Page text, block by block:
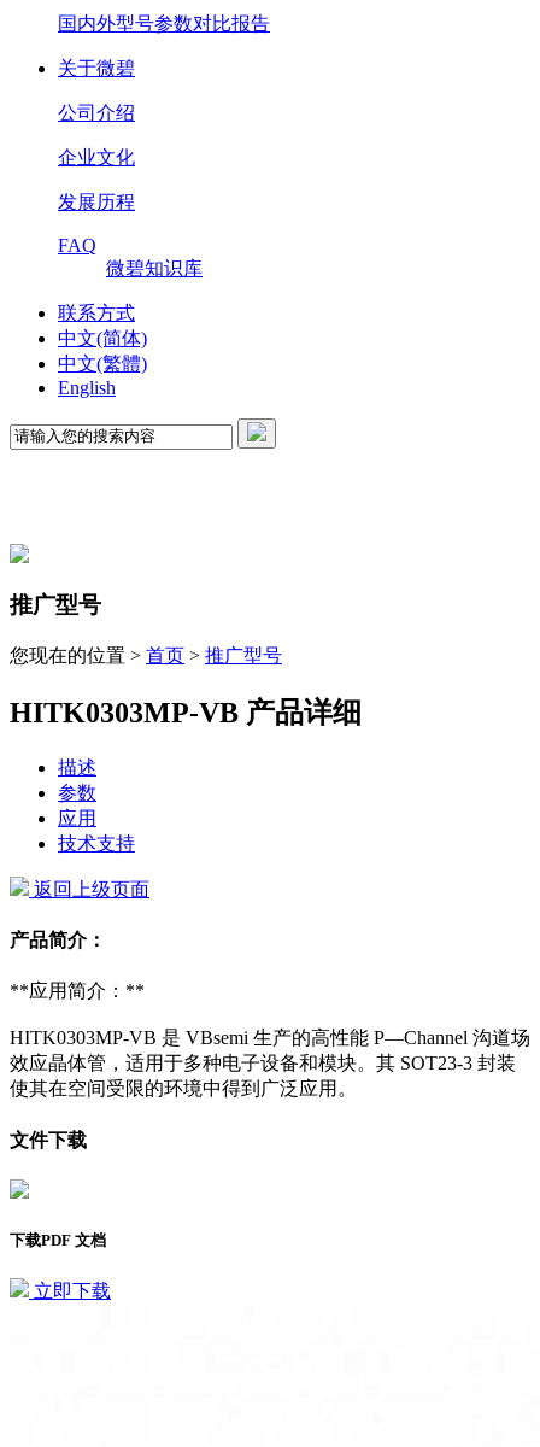
国内外型号参数对比报告
关于微碧
公司介绍
企业文化
发展历程
FAQ
微碧知识库
联系方式
中文(简体)
中文(繁體)
English
推广型号
您现在的位置 > 首页 > 推广型号
HITK0303MP-VB 产品详细
描述
参数
应用
技术支持
返回上级页面
产品简介：
**应用简介：**
HITK0303MP-VB 是 VBsemi 生产的高性能 P—Channel 沟道场
效应晶体管，适用于多种电子设备和模块。其 SOT23-3 封装
使其在空间受限的环境中得到广泛应用。
文件下载
下载PDF 文档
立即下载